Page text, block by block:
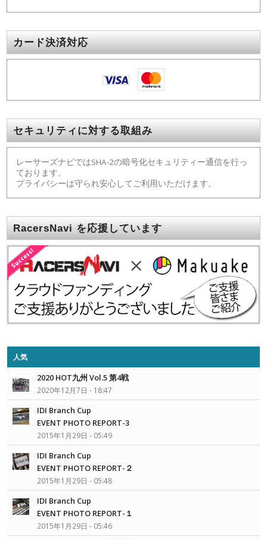
カード決済対応
セキュリティに対する取組み
レーサーズナビではSHA-2の暗号化セキュリティー通信を行っ
ております。
プライバシーは守られ安心してご利用いただけます。
RacersNavi を応援しています
人気
2020 HOT九州 Vol.5 第4戦
2020年12月7日 - 18:47
IDI Branch Cup
EVENT PHOTO REPORT-3
2015年1月29日 - 05:49
IDI Branch Cup
EVENT PHOTO REPORT-２
2015年1月29日 - 05:48
IDI Branch Cup
EVENT PHOTO REPORT-１
2015年1月29日 - 05:46